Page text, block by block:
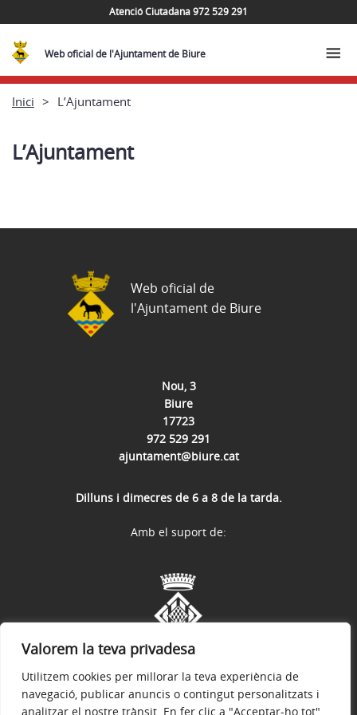
Valorem la teva privadesa
Utilitzem cookies per millorar la teva experiència de
navegació, publicar anuncis o contingut personalitzats i
analitzar el nostre trànsit. En fer clic a "Acceptar-ho tot",
Atenció Ciutadana 972 529 291
Web oficial de l'Ajuntament de Biure
Inici L’Ajuntament
L’Ajuntament
Nou, 3
Biure
17723
972 529 291
ajuntament@biure.cat
Dilluns i dimecres de 6 a 8 de la tarda.
Web oficial de
l'Ajuntament de Biure
Amb el suport de: